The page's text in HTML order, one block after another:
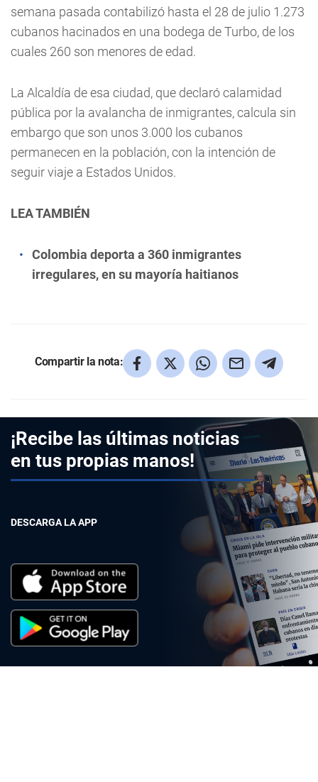
semana pasada contabilizó hasta el 28 de julio 1.273
cubanos hacinados en una bodega de Turbo, de los
cuales 260 son menores de edad.
La Alcaldía de esa ciudad, que declaró calamidad
pública por la avalancha de inmigrantes, calcula sin
embargo que son unos 3.000 los cubanos
permanecen en la población, con la intención de
seguir viaje a Estados Unidos.
LEA TAMBIÉN
Colombia deporta a 360 inmigrantes
irregulares, en su mayoría haitianos
Compartir la nota:
¡Recibe las últimas noticias
en tus propias manos!
DESCARGA LA APP